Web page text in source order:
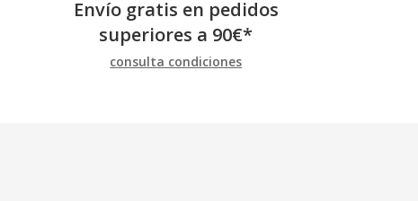
Envío gratis en pedidos
superiores a 90€*
consulta condiciones